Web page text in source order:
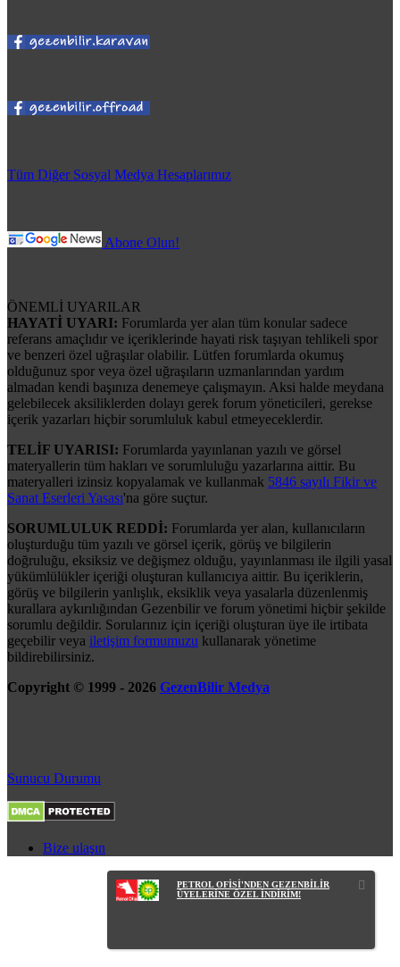
Tüm Diğer Sosyal Medya Hesaplarımız
Abone Olun!
ÖNEMLİ UYARILAR
HAYATİ UYARI: Forumlarda yer alan tüm konular sadece
referans amaçlıdır ve içeriklerinde hayati risk taşıyan tehlikeli spor
ve benzeri özel uğraşılar olabilir. Lütfen forumlarda okumuş
olduğunuz spor veya özel uğraşıların uzmanlarından yardım
almadan kendi başınıza denemeye çalışmayın. Aksi halde meydana
gelebilecek aksiliklerden dolayı gerek forum yöneticileri, gerekse
içerik yazarları hiçbir sorumluluk kabul etmeyeceklerdir.
TELİF UYARISI: Forumlarda yayınlanan yazılı ve görsel
materyallerin tüm hakları ve sorumluluğu yazarlarına aittir. Bu
materyalleri izinsiz kopyalamak ve kullanmak 5846 sayılı Fikir ve
Sanat Eserleri Yasası'na göre suçtur.
SORUMLULUK REDDİ: Forumlarda yer alan, kullanıcıların
oluşturduğu tüm yazılı ve görsel içerik, görüş ve bilgilerin
doğruluğu, eksiksiz ve değişmez olduğu, yayınlanması ile ilgili yasal
yükümlülükler içeriği oluşturan kullanıcıya aittir. Bu içeriklerin,
görüş ve bilgilerin yanlışlık, eksiklik veya yasalarla düzenlenmiş
kurallara aykırılığından Gezenbilir ve forum yönetimi hiçbir şekilde
sorumlu değildir. Sorularınız için içeriği oluşturan üye ile irtibata
geçebilir veya iletişim formumuzu kullanarak yönetime
bildirebilirsiniz.
Copyright © 1999 - 2026 GezenBilir Medya
Sunucu Durumu
Bize ulaşın
PETROL OFİSİ'NDEN GEZENBİLİR
ÜYELERİNE ÖZEL İNDİRİM!